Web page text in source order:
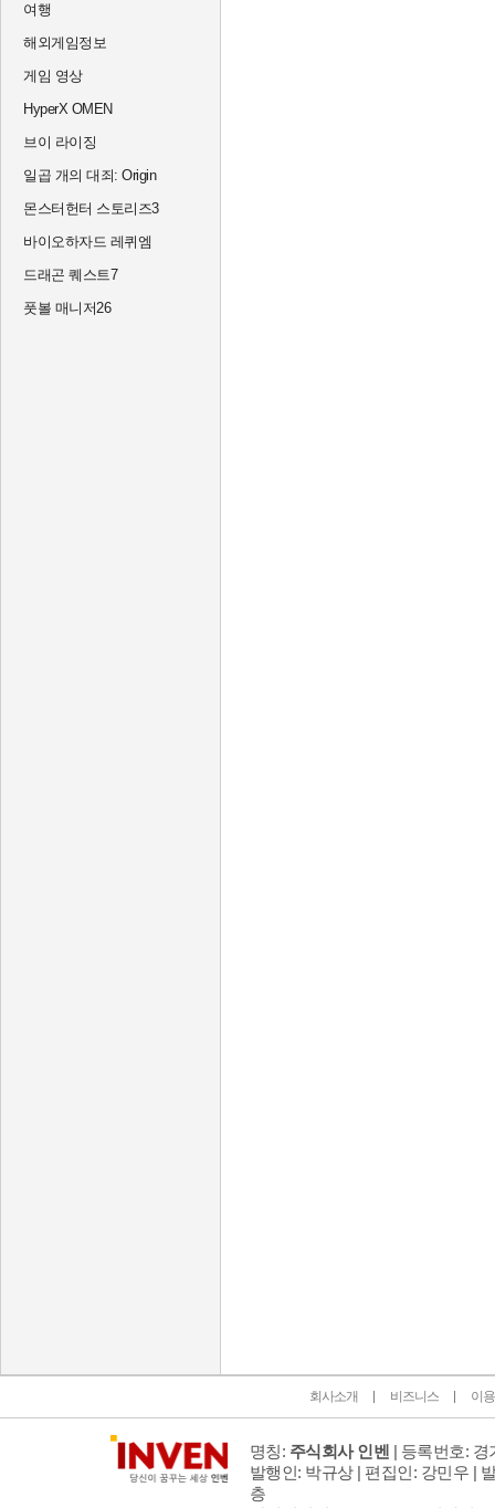
여행
해외게임정보
게임 영상
HyperX OMEN
브이 라이징
일곱 개의 대죄: Origin
몬스터헌터 스토리즈3
바이오하자드 레퀴엠
드래곤 퀘스트7
풋볼 매니저26
회사소개 비즈니스 이
명칭: 주식회사 인벤 | 등록번호: 경
발행인: 박규상 | 편집인: 강민우 |
층